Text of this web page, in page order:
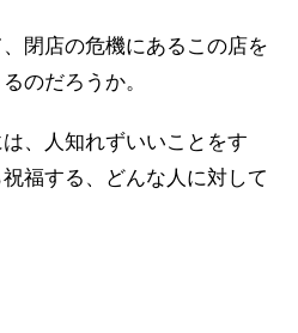
閉店の危機にあるこの店を
のだろうか。
、人知れずいいことをす
福する、どんな人に対して